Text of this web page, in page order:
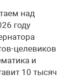
над
году
целевиков
и
10 тысяч